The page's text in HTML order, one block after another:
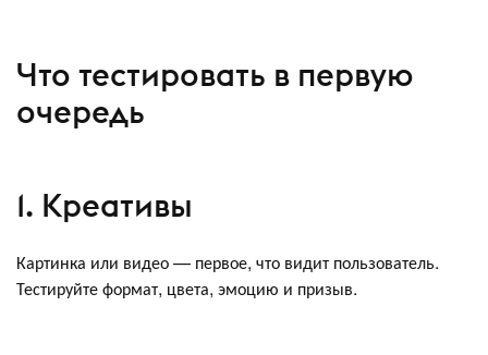
Что тестировать в первую
очередь
1. Креативы
Картинка или видео — первое, что видит пользователь.
Тестируйте формат, цвета, эмоцию и призыв.